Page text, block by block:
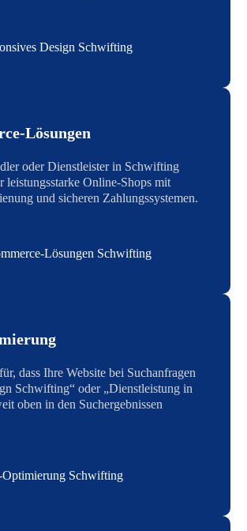
Lösungen
oder Dienstleister in Schwifting
leistungsstarke Online-Shops mit
und sicheren Zahlungssystemen.
dass Ihre Website bei Suchanfragen
Schwifting“ oder „Dienstleistung in
oben in den Suchergebnissen